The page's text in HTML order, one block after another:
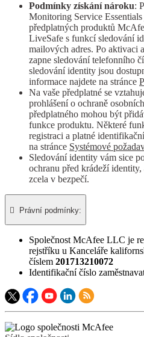
Podmínky získání nároku:
Monitoring Service
předplatných produktů
LiveSafe s funkcí sledování
mailových adres. Po aktivaci
zapne sledování telefonního
sledování identity jsou
informace najdete na stránce
Na vaše předplatné se
prohlášení o ochraně
předplatného mohou být
funkce produktu. Některé
registraci a platné
na stránce Systémové
Sledování identity vám sice
ochranu před krádeží
zcela v bezpečí.
 Právní podmínky:​
Společnost McAfee LLC je
rejstříku u Kanceláře
číslem 201713210072
Identifikační číslo